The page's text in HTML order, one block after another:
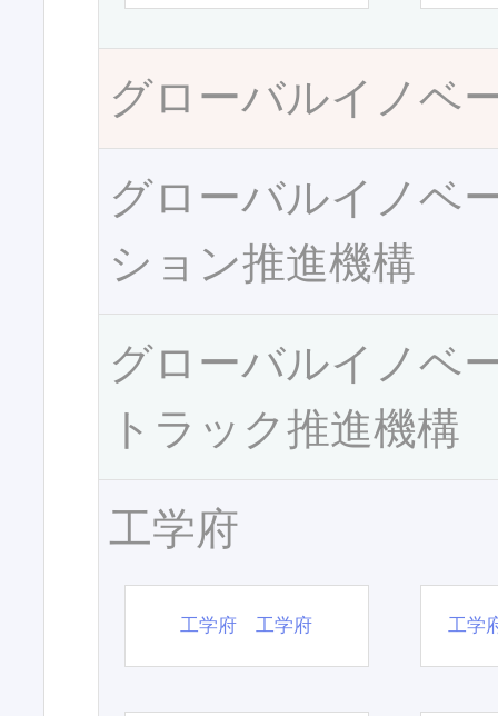
グローバルイノベ
グローバルイノベ
ション推進機構
グローバルイノベ
トラック推進機構
工学府
工学府 工学府 工学